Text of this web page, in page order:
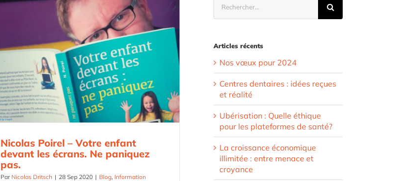
Nicolas Poirel – Votre enfant
devant les écrans. Ne paniquez
pas.
Par Nicolas Dritsch | 28 Sep 2020 | Blog, Information
Articles récents
Nos vœux pour 2024
Centres dentaires : idées reçues
et réalité
Ubérisation : Quelle éthique
pour les plateformes de santé?
La croissance économique
illimitée : entre menace et
croyance